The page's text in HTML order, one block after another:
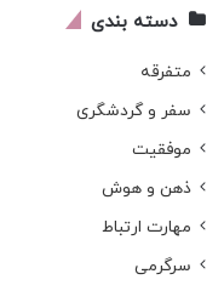
دسته بندی
متفرقه
سفر و گردشگری
موفقیت
ذهن و هوش
مهارت ارتباط
سرگرمی